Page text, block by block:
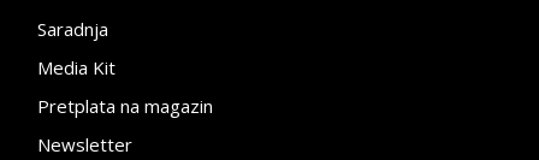
Saradnja
Media Kit
Pretplata na magazin
Newsletter